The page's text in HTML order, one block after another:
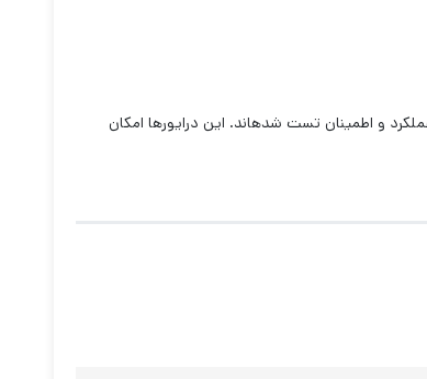
و اطمینان تست شده‏اند. این درایورها امکان